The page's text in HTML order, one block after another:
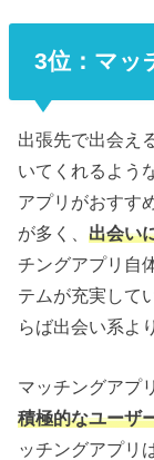
3位：マッ
出張先で出会え
いてくれるよう
アプリがおすす
が多く、出会い
チングアプリ自
テムが充実して
らば出会い系よ
マッチングアプ
積極的なユーザ
ッチングアプリ